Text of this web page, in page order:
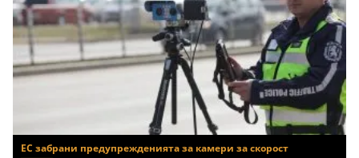
ЕС забрани предупрежденията за камери за скорост